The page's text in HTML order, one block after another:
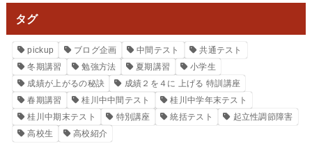
タグ
pickup ブログ企画 中間テスト
共通テスト
冬期講習
勉強方法 夏期講習
小学生
成績が上がるの秘訣
成績２を４に 上げる 特訓講座
春期講習
桂川中中間テスト
桂川中学年末テスト
桂川中期末テスト
特別講座 統括テスト
起立性調節障害
高校生
高校紹介